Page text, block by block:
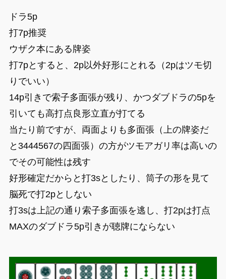
ドラ5p
打7p推奨
ウザク本にある牌姿
打7pとすると、2p以外好形にとれる（2pはツモ切
りでいい）
14p引きで索子多面張が残り、かつダブドラの5pを
引いても高打点良形立直が打てる
当たり前ですが、両面よりも多面張（上の牌姿だ
と3444567の四面張）の方がツモアガリ率は高いの
でその可能性は残す
好形確定だからと打3sとしたり、筒子の形を見て
脳死で打2pとしない
打3sは上記の通り索子多面張を逃し、打2pは打点
MAXのダブドラ5p引きが聴牌にならない